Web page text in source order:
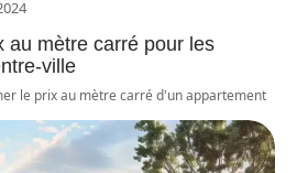
au mètre carré pour les
ville
le prix au mètre carré d'un appartement